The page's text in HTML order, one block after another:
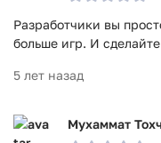
Разработчики вы
больше игр. И
5 лет назад
Мухаммат